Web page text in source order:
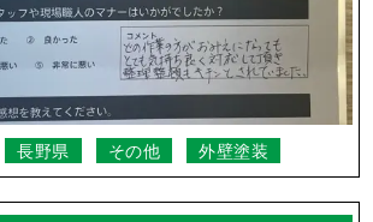
長野県 その他 外壁塗装